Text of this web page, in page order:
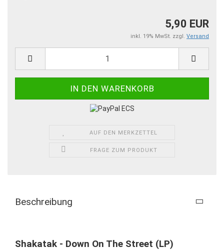
5,90 EUR
inkl. 19% MwSt. zzgl. Versand
AUF DEN MERKZETTEL
FRAGE ZUM PRODUKT
Beschreibung
Shakatak - Down On The Street (LP)